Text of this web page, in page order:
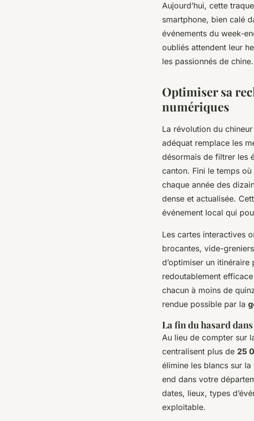
Aujourd’hui, cette
smartphone, bien calé
événements du week-
oubliés attendent leur
les passionnés de chine.
Optimiser sa
numériques
La révolution du
adéquat remplace les
désormais de filtrer les
canton. Fini le temps
chaque année des
dense et actualisée.
événement local qui
Les cartes interactives
brocantes, vide-
d’optimiser un
redoutablement
chacun à moins de
rendue possible par la
La fin du hasard
Au lieu de compter sur
centralisent plus de 25
élimine les blancs sur
end dans votre
dates, lieux, types
exploitable.